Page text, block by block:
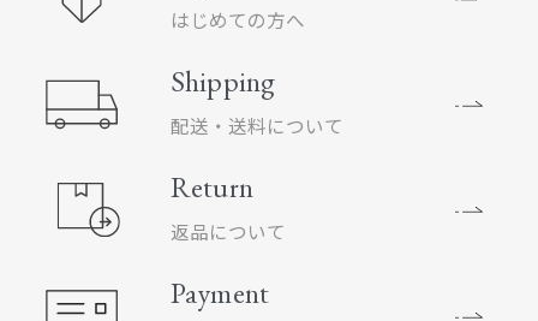
はじめての方へ
Shipping
配送・送料について
Return
返品について
Payment